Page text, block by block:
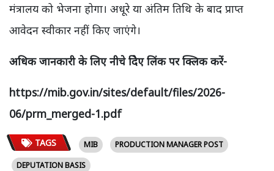
मंत्रालय को भेजना होगा। अधूरे या अंतिम तिथि के बाद प्राप्त
आवेदन स्वीकार नहीं किए जाएंगे।
अधिक जानकारी के लिए नीचे दिेए लिंक पर क्लिक करें-
https://mib.gov.in/sites/default/files/2026-
06/prm_merged-1.pdf
TAGS MIB
PRODUCTION MANAGER POST
DEPUTATION BASIS